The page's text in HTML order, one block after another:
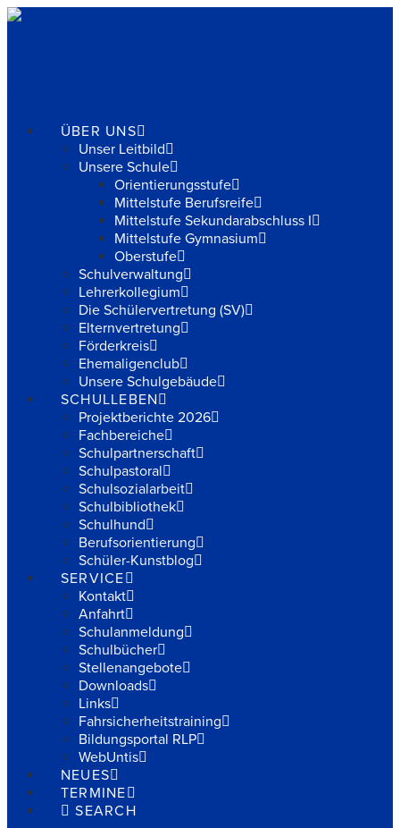
ÜBER UNS
Unser Leitbild
Unsere Schule
Orientierungsstufe
Mittelstufe Berufsreife
Mittelstufe Sekundarabschluss I
Mittelstufe Gymnasium
Oberstufe
Schulverwaltung
Lehrerkollegium
Die Schülervertretung (SV)
Elternvertretung
Förderkreis
Ehemaligenclub
Unsere Schulgebäude
SCHULLEBEN
Projektberichte 2026
Fachbereiche
Schulpartnerschaft
Schulpastoral
Schulsozialarbeit
Schulbibliothek
Schulhund
Berufsorientierung
Schüler-Kunstblog
SERVICE
Kontakt
Anfahrt
Schulanmeldung
Schulbücher
Stellenangebote
Downloads
Links
Fahrsicherheitstraining
Bildungsportal RLP
WebUntis
NEUES
TERMINE
SEARCH